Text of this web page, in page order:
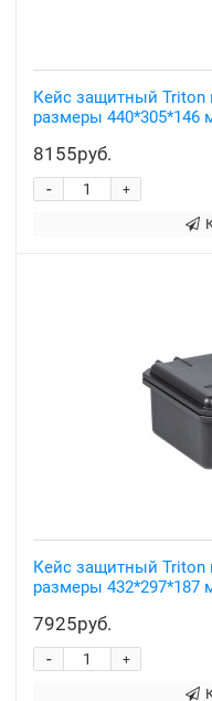
Кейс защитный Triton
размеры 440*305*146
8155руб.
+
-
Кейс защитный Triton
размеры 432*297*187
7925руб.
+
-